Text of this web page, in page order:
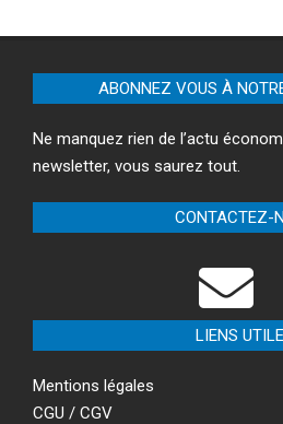
ABONNEZ VOUS À
Ne manquez rien de l’actu
newsletter, vous saurez tout.
CONTACTEZ-
LIENS
Mentions légales
CGU / CGV